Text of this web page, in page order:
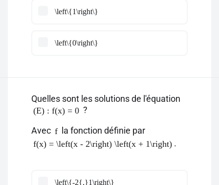
\left\{1\right\}
\left\{0\right\}
Quelles sont les solutions de l'équation
(E) : f(x) = 0 ?
Avec f la fonction définie par
f(x) = \left(x - 2\right) \left(x + 1\right) .
\left\{-2{,}1\right\}